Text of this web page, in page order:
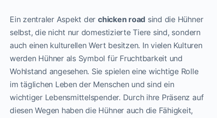
Ein zentraler Aspekt der chicken road sind die Hühner
selbst, die nicht nur domestizierte Tiere sind, sondern
auch einen kulturellen Wert besitzen. In vielen Kulturen
werden Hühner als Symbol für Fruchtbarkeit und
Wohlstand angesehen. Sie spielen eine wichtige Rolle
im täglichen Leben der Menschen und sind ein
wichtiger Lebensmittelspender. Durch ihre Präsenz auf
diesen Wegen haben die Hühner auch die Fähigkeit,